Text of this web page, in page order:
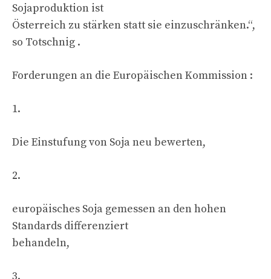
Sojaproduktion ist
Österreich zu stärken statt sie einzuschränken.“,
so Totschnig .
Forderungen an die Europäischen Kommission :
1.
Die Einstufung von Soja neu bewerten,
2.
europäisches Soja gemessen an den hohen
Standards differenziert
behandeln,
3.